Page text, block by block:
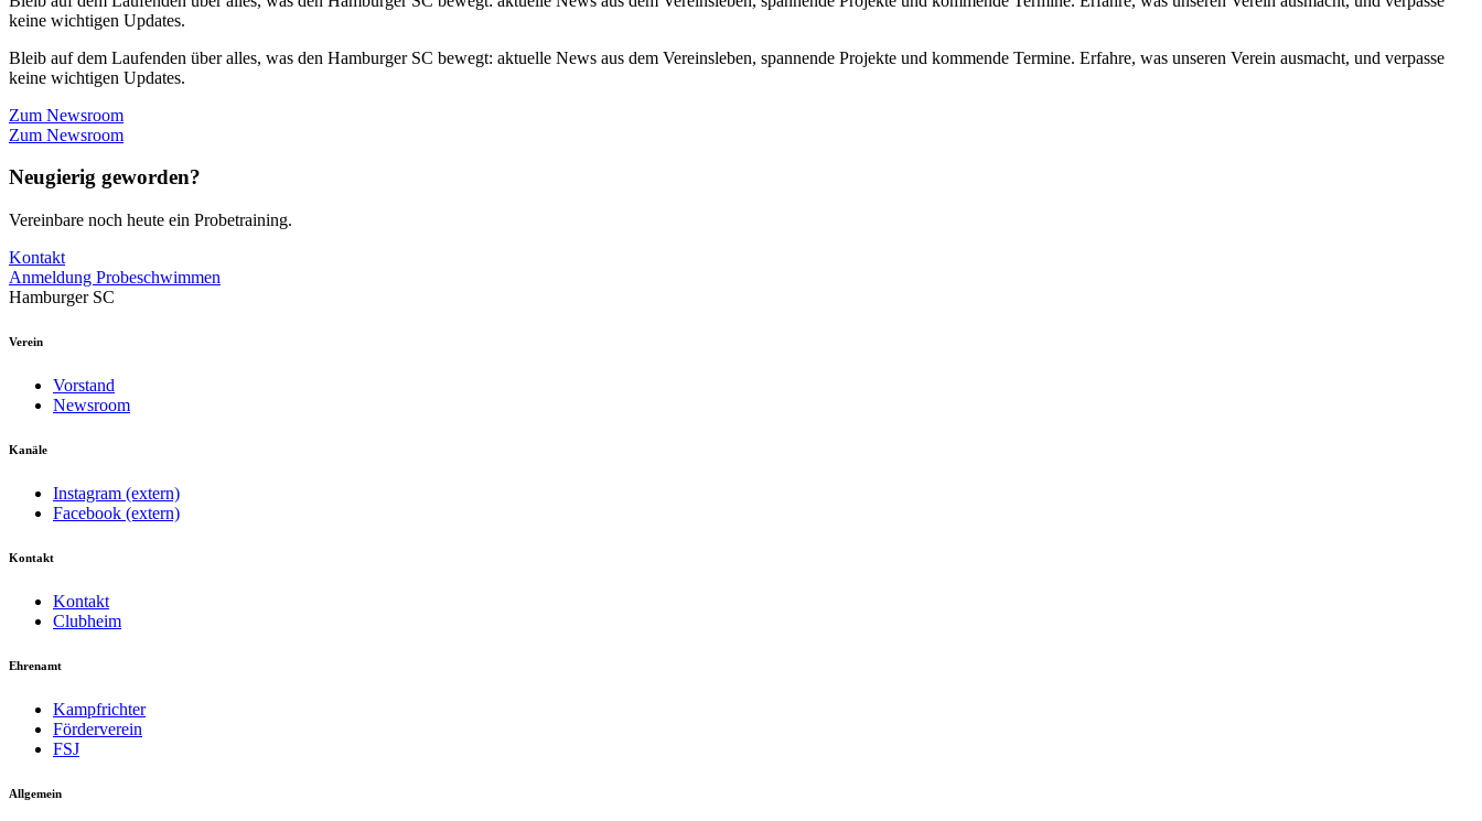
keine wichtigen Updates.
Bleib auf dem Laufenden über alles, was den Hamburger SC bewegt: aktuelle News aus dem Vereinsleben, spannende Projekte und kommende Termine. Erfahre, was unseren Verein ausmacht, und verpasse
keine wichtigen Updates.
Zum Newsroom
Zum Newsroom
Neugierig geworden?
Vereinbare noch heute ein Probetraining.
Kontakt
Anmeldung Probeschwimmen
Hamburger SC
Verein
Vorstand
Newsroom
Kanäle
Instagram (extern)
Facebook (extern)
Kontakt
Kontakt
Clubheim
Ehrenamt
Kampfrichter
Förderverein
FSJ
Allgemein